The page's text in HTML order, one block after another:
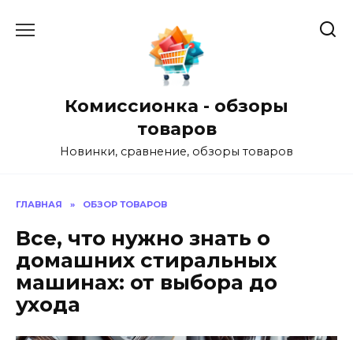
Комиссионка - обзоры
товаров
Новинки, сравнение, обзоры товаров
ГЛАВНАЯ » ОБЗОР ТОВАРОВ
Все, что нужно знать о
домашних стиральных
машинах: от выбора до
ухода